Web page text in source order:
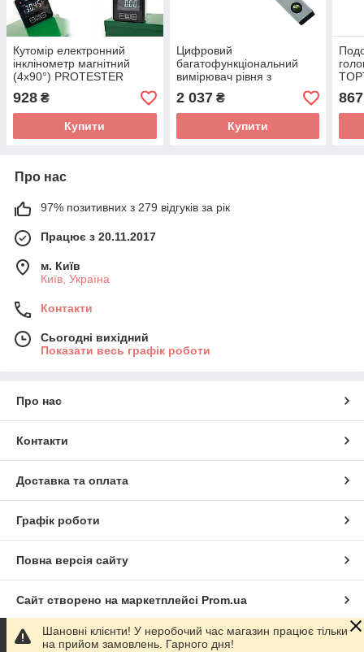
Кутомір електронний
інклінометр магнітний
(4х90°) PROTESTER
928 ₴
Купити
Цифровий
багатофункціональний
вимірювач рівня з
PROTESTER 5419-600D
2 037₴
Купити
867
Про нас
97% позитивних з 279 відгуків за рік
Працює з 20.11.2017
м. Київ
Київ, Україна
Контакти
Сьогодні вихідний
Показати весь графік роботи
Про нас
Контакти
Доставка та оплата
Графік роботи
Повна версія сайту
Сайт створено на маркетплейсі Prom.ua
Політика конфіденційності
Шановні клієнти! У неробочий час магазин працює тільки
на прийом замовлень. Гарного дня!